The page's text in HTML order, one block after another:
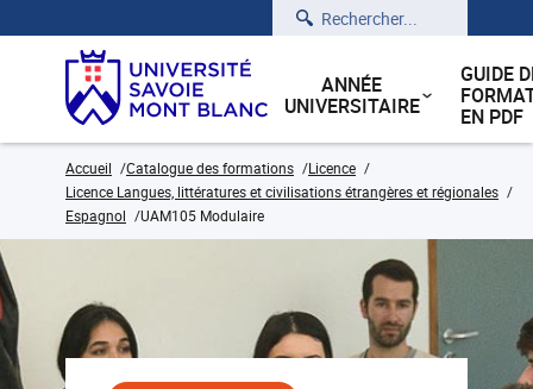
Rechercher
ANNÉE
UNIVERSITAIRE
GUIDE
EN PDF
Accueil Catalogue des formations
Licence
Licence Langues, littératures et civilisations étrangères et régionales
Espagnol
UAM105 Modulaire